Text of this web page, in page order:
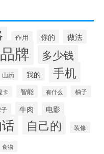
作用 你的 做法
品牌 多少钱
山药 我的 手机
卡 智能 有什么 柚子
牛肉 电影
自己的 装修
食物